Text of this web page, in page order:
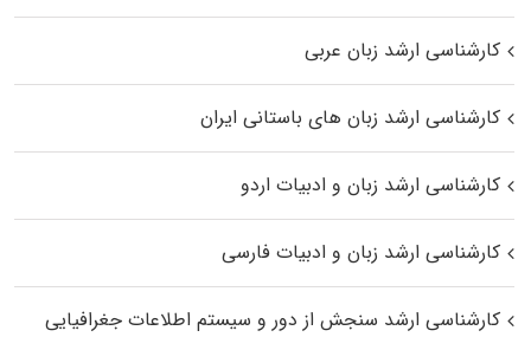
کارشناسی ارشد زبان عربی
کارشناسی ارشد زبان‌ های باستانی ایران
کارشناسی ارشد زبان و ادبیات اردو
کارشناسی ارشد زبان و ادبیات فارسی
کارشناسی ارشد سنجش از دور و سیستم اطلاعات جغرافیایی